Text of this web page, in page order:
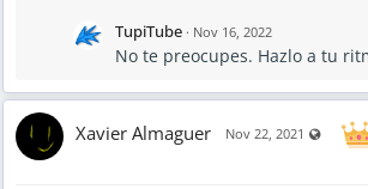
2
2
5
7
TupiTube · Nov 16, 2022
No te preocupes. Hazlo a tu
Xavier Almaguer Nov 22, 2021